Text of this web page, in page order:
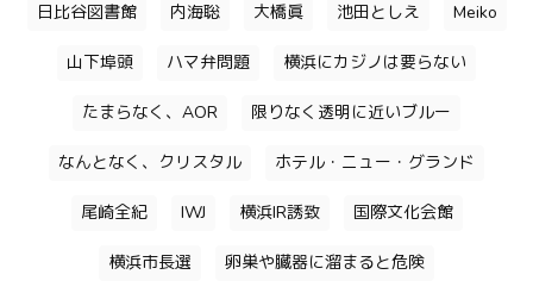
日比谷図書館 内海聡 大橋眞 池田としえ Meiko
山下埠頭 ハマ弁問題 横浜にカジノは要らない
たまらなく、AOR 限りなく透明に近いブルー
なんとなく、クリスタル ホテル・ニュー・グランド
尾崎全紀 IWJ 横浜IR誘致 国際文化会館
横浜市長選 卵巣や臓器に溜まると危険